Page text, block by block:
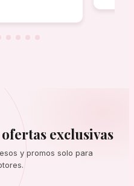
exclusivas
y promos solo para